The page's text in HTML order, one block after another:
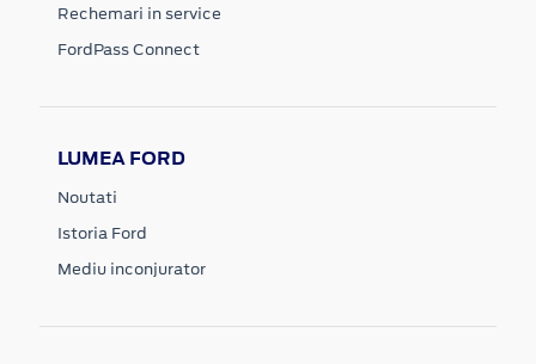
Rechemari in service
FordPass Connect
LUMEA FORD
Noutati
Istoria Ford
Mediu inconjurator